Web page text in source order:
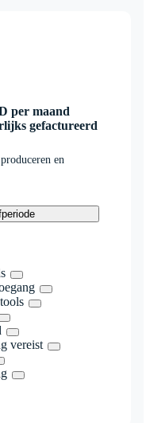
per maand
gefactureerd
en
vereist